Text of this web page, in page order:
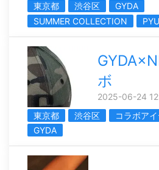
東京都 渋谷区
GYDA
SUMMER COLLECTION
ボ
2025-06-24
東京都
渋谷区 コラボア
GYDA